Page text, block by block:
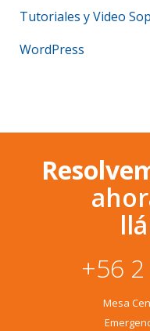
Tutoriales y Video
WordPress
+56
Mesa